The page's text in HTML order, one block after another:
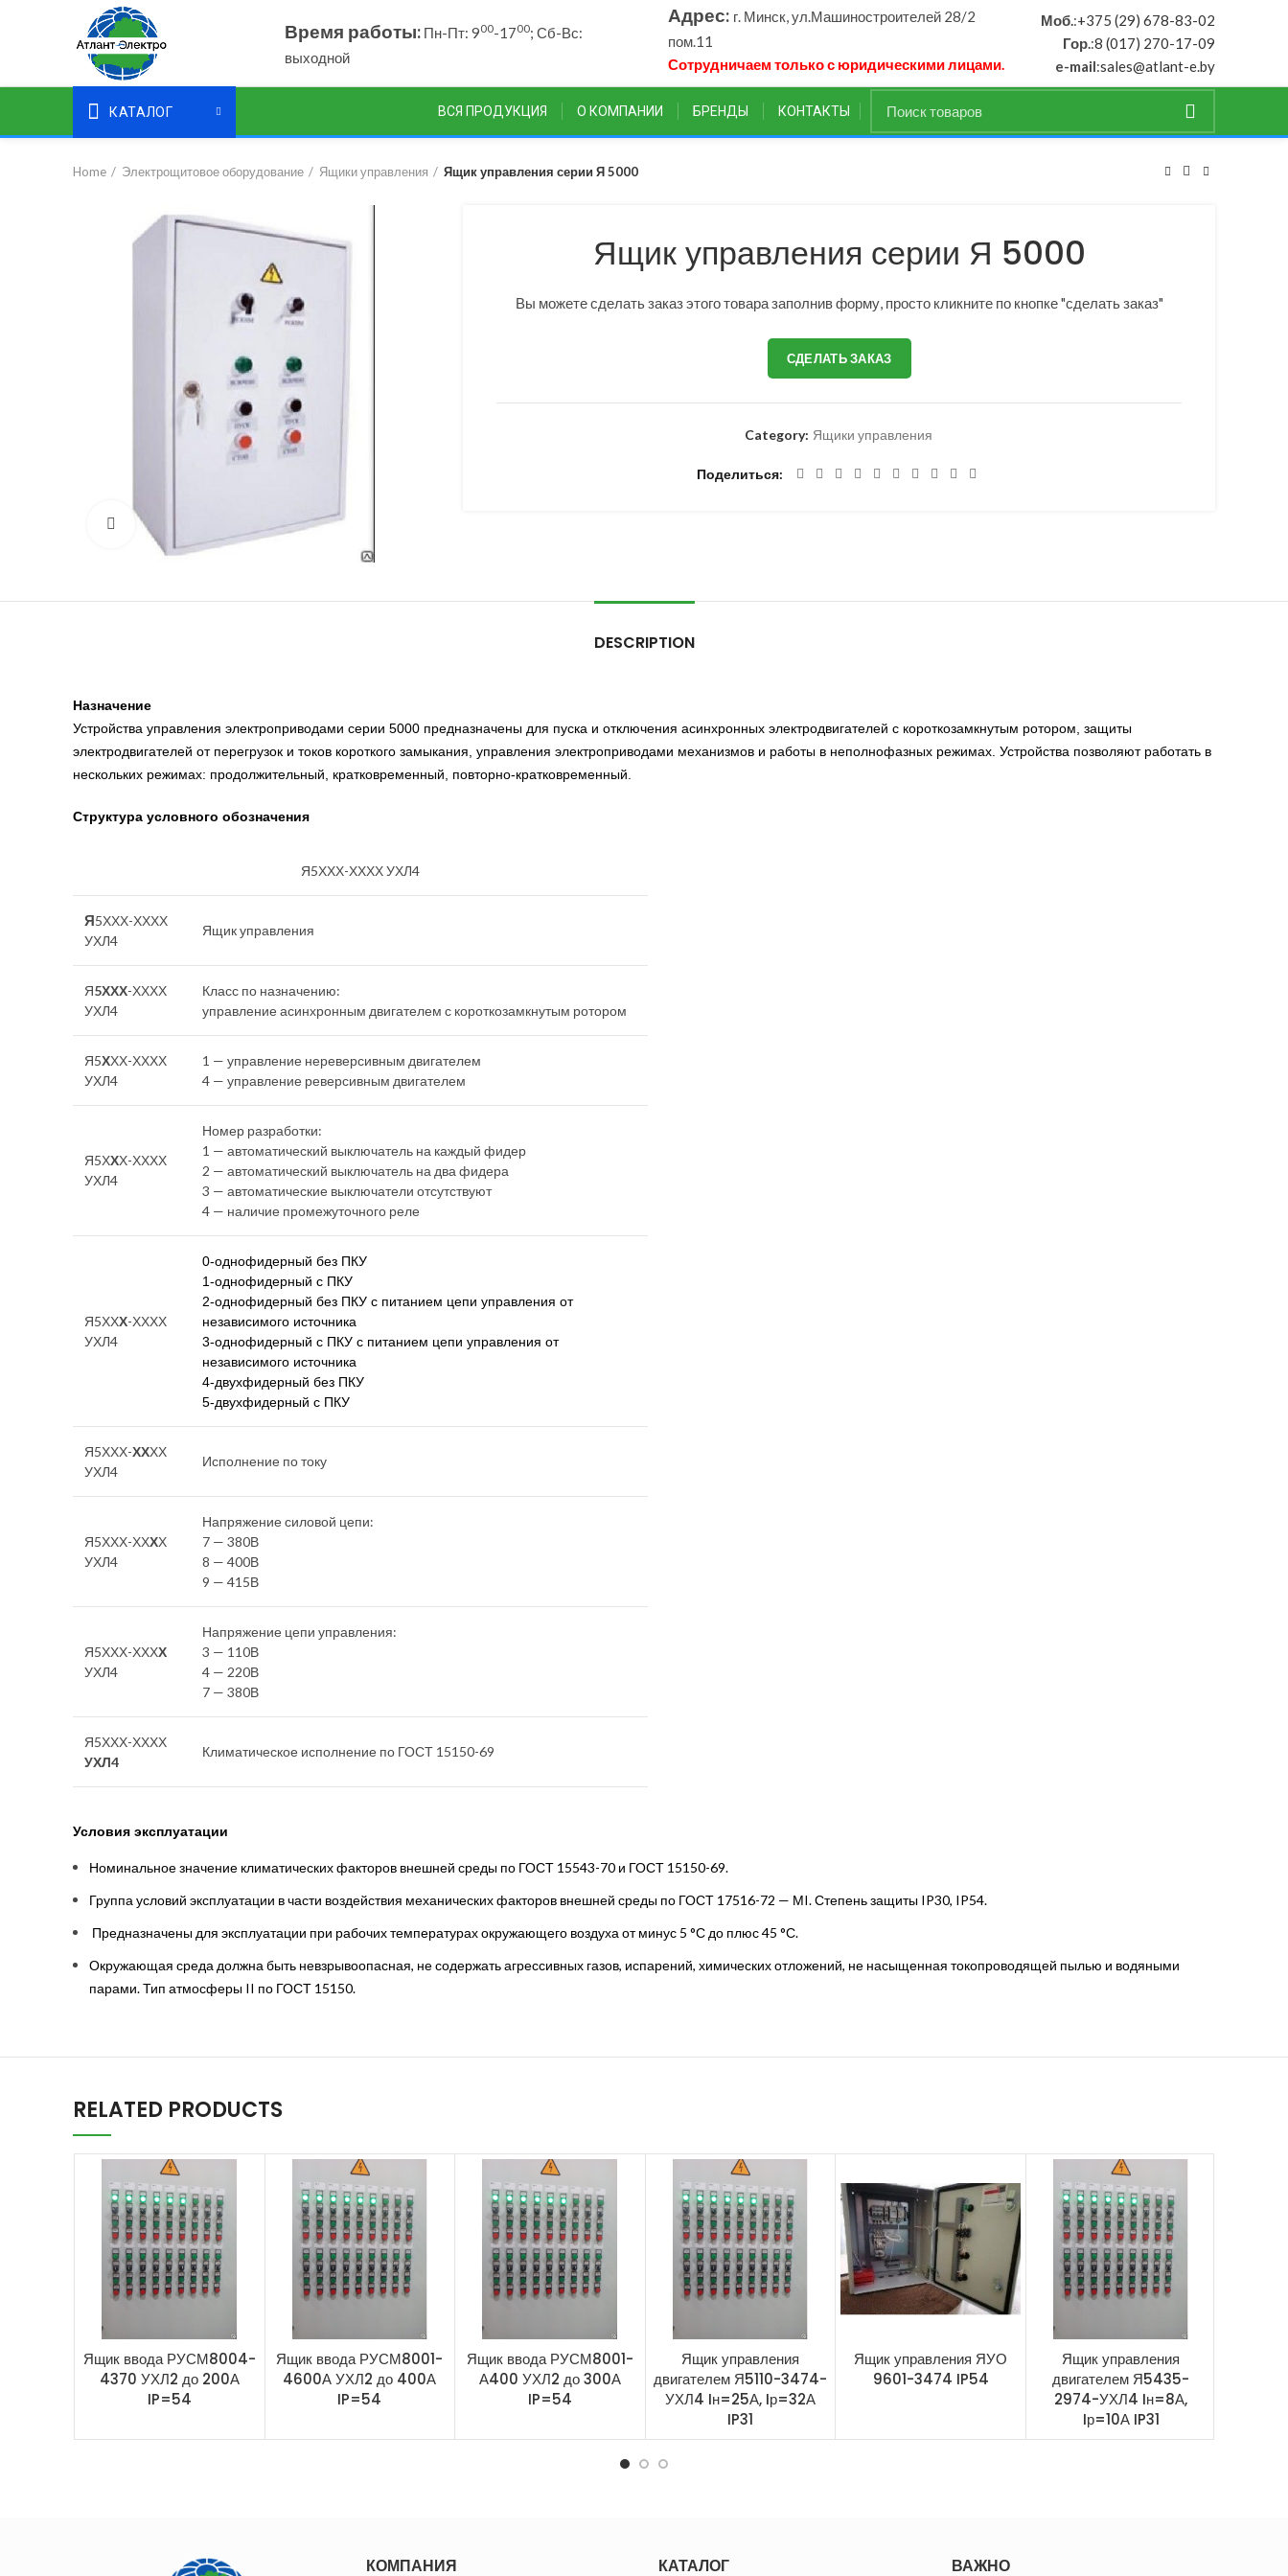
Время работы:Пн-Пт: 900-1700; Сб-Вс:
выходной
Адрес: г. Минск, ул.Машиностроителей 28/2
пом.11
Сотрудничаем только с юридическими лицами.
Моб.:+375 (29) 678-83-02
Гор.:8 (017) 270-17-09
e-mail:sales@atlant-e.by
КАТАЛОГ ВСЯ ПРОДУКЦИЯ О КОМПАНИИ БРЕНДЫ КОНТАКТЫ
Home Электрощитовое оборудование Ящики управления Ящик управления серии Я 5000
Нажмите, чтобы увеличить
Ящик управления серии Я 5000
Вы можете сделать заказ этого товара заполнив форму, просто кликните по кнопке "сделать заказ"
СДЕЛАТЬ ЗАКАЗ
Category: Ящики управления
Поделиться
DESCRIPTION
Назначение
Устройства управления электроприводами серии 5000 предназначены для пуска и отключения асинхронных электродвигателей с короткозамкнутым ротором, защиты
электродвигателей от перегрузок и токов короткого замыкания, управления электроприводами механизмов и работы в неполнофазных режимах. Устройства позволяют работать в
нескольких режимах: продолжительный, кратковременный, повторно-кратковременный.
Структура условного обозначения
Я5ХХХ-ХХХХ УХЛ4
Я5ХХХ-ХХХХ
УХЛ4
Ящик управления
Я5ХХХ-ХХХХ
УХЛ4
Класс по назначению:
управление асинхронным двигателем с короткозамкнутым ротором
Я5ХХХ-ХХХХ
УХЛ4
1 — управление нереверсивным двигателем
4 — управление реверсивным двигателем
Я5ХХХ-ХХХХ
УХЛ4
Номер разработки:
1 — автоматический выключатель на каждый фидер
2 — автоматический выключатель на два фидера
3 — автоматические выключатели отсутствуют
4 — наличие промежуточного реле
Я5ХХХ-ХХХХ
УХЛ4
0-однофидерный без ПКУ
1-однофидерный с ПКУ
2-однофидерный без ПКУ с питанием цепи управления от
независимого источника
3-однофидерный с ПКУ с питанием цепи управления от
независимого источника
4-двухфидерный без ПКУ
5-двухфидерный с ПКУ
Я5ХХХ-ХХХХ
УХЛ4
Исполнение по току
Я5ХХХ-ХХХХ
УХЛ4
Напряжение силовой цепи:
7 — 380В
8 — 400В
9 — 415В
Я5ХХХ-ХХХХ
УХЛ4
Напряжение цепи управления:
3 — 110В
4 — 220В
7 — 380В
Я5ХХХ-ХХХХ
УХЛ4
Климатическое исполнение по ГОСТ 15150-69
Условия эксплуатации
Номинальное значение климатических факторов внешней среды по ГОСТ 15543-70 и ГОСТ 15150-69.
Группа условий эксплуатации в части воздействия механических факторов внешней среды по ГОСТ 17516-72 — МI. Степень защиты IP30, IP54.
Предназначены для эксплуатации при рабочих температурах окружающего воздуха от минус 5 °С до плюс 45 °С.
Окружающая среда должна быть невзрывоопасная, не содержать агрессивных газов, испарений, химических отложений, не насыщенная токопроводящей пылью и водяными
парами. Тип атмосферы II по ГОСТ 15150.
RELATED PRODUCTS
Ящик ввода РУСМ8004-
4370 УХЛ2 до 200А
IP=54
Ящик ввода РУСМ8001-
4600А УХЛ2 до 400А
IP=54
Ящик ввода РУСМ8001-
А400 УХЛ2 до 300А
IP=54
Ящик управления
двигателем Я5110-3474-
УХЛ4 Iн=25А, Iр=32А
IP31
Ящик управления ЯУО
9601-3474 IP54
Ящик управления
двигателем Я5435-
2974-УХЛ4 Iн=8А,
Iр=10А IP31
КОМПАНИЯ КАТАЛОГ ВАЖНО